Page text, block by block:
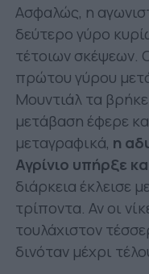
Ασφαλώς, η
δεύτερο γύρο
τέτοιων σκέψεων.
πρώτου γύρου
Μουντιάλ τα
μετάβαση έφερε
μεταγραφικά, η
Αγρίνιο υπήρξε
διάρκεια έκλεισε
τρίποντα. Αν οι
τουλάχιστον
δινόταν μέχρι